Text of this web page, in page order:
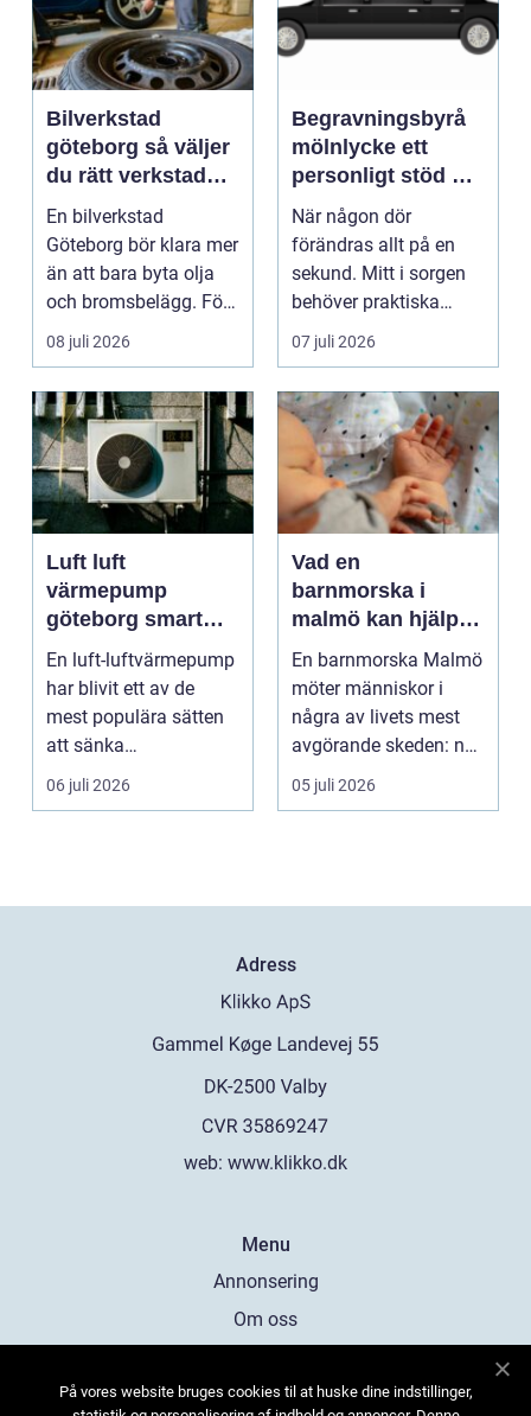
Bilverkstad
göteborg så väljer
du rätt verkstad
för din bil
En bilverkstad
Göteborg bör klara mer
än att bara byta olja
och bromsbelägg. För
många bilägare i oc...
08 juli 2026
Begravningsbyrå
mölnlycke ett
personligt stöd när
någon gått bort
När någon dör
förändras allt på en
sekund. Mitt i sorgen
behöver praktiska
frågor få svar: var ska
b...
07 juli 2026
Luft luft
värmepump
göteborg smart
värme för
kustklimat
En luft-luftvärmepump
har blivit ett av de
mest populära sätten
att sänka
uppvärmningskostnad
er och ...
06 juli 2026
Vad en
barnmorska i
malmö kan hjälpa
till med genom
livets olika faser
En barnmorska Malmö
möter människor i
några av livets mest
avgörande skeden: när
en graviditet plane...
05 juli 2026
Adress
web: www.klikko.dk
Menu
Annonsering
Om oss
Kontakta oss
På vores website bruges cookies til at huske dine indstillinger,